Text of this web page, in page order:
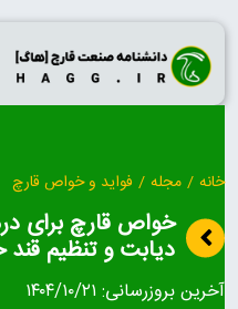
Skip
content
خانه / مجله / فواید و خواص قارچ
خواص قارچ برای
دیابت و تنظیم
آخرین بروزرسانی: ۱۴۰۴/۱۰/۲۱